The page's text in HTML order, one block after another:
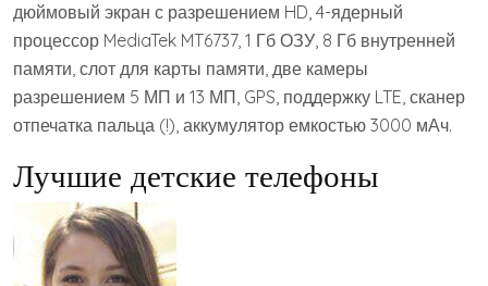
дюймовый экран с разрешением HD, 4-ядерный
процессор MediaTek MT6737, 1 Гб ОЗУ, 8 Гб внутренней
памяти, слот для карты памяти, две камеры
разрешением 5 МП и 13 МП, GPS, поддержку LTE, сканер
отпечатка пальца (!), аккумулятор емкостью 3000 мАч.
Лучшие детские телефоны